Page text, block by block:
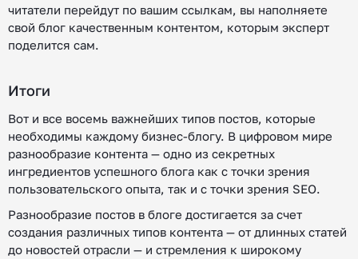
читатели перейдут по вашим ссылкам, вы наполняете
свой блог качественным контентом, которым эксперт
поделится сам.
Итоги
Вот и все восемь важнейших типов постов, которые
необходимы каждому бизнес-блогу. В цифровом мире
разнообразие контента — одно из секретных
ингредиентов успешного блога как с точки зрения
пользовательского опыта, так и с точки зрения SEO.
Разнообразие постов в блоге достигается за счет
создания различных типов контента — от длинных статей
до новостей отрасли — и стремления к широкому